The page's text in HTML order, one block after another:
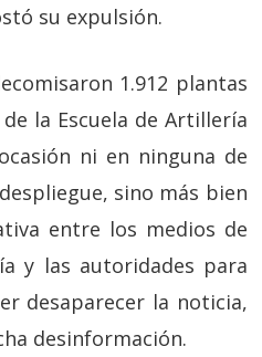
su expulsión.
1.912 plantas
la Escuela de Artillería
ni en ninguna de
sino más bien
entre los medios de
y las autoridades para
desaparecer la noticia,
desinformación.